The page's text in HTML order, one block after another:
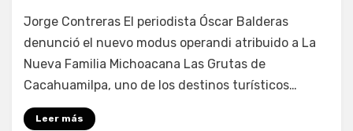
Fernando Miranda Servín
Jorge Contreras El periodista Óscar Balderas
denunció el nuevo modus operandi atribuido a La
Nueva Familia Michoacana Las Grutas de
Cacahuamilpa, uno de los destinos turísticos…
Leer más